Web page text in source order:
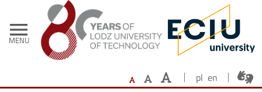
menu
MENU
pl en